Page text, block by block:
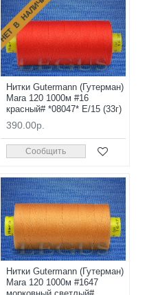
НЕТ В НАЛИЧИИ
Нитки Gutermann (Гутерман)
Mara 120 1000м #16
красный# *08047* E/15 (33г)
390.00р.
Сообщить
Нитки Gutermann (Гутерман)
Mara 120 1000м #1647